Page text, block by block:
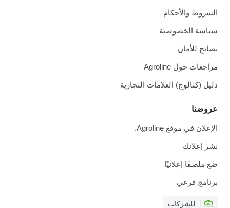
الشروط والأحكام
سياسة الخصوصية
نصائح للأمان
مراجعات حول Agroline
دليل (كتالوج) العلامات التجارية
عروضنا
الإعلان في موقع Agroline.
نشر إعلانك
ضع ملصقًا إعلانيًا
برنامج فرعي
للشركات